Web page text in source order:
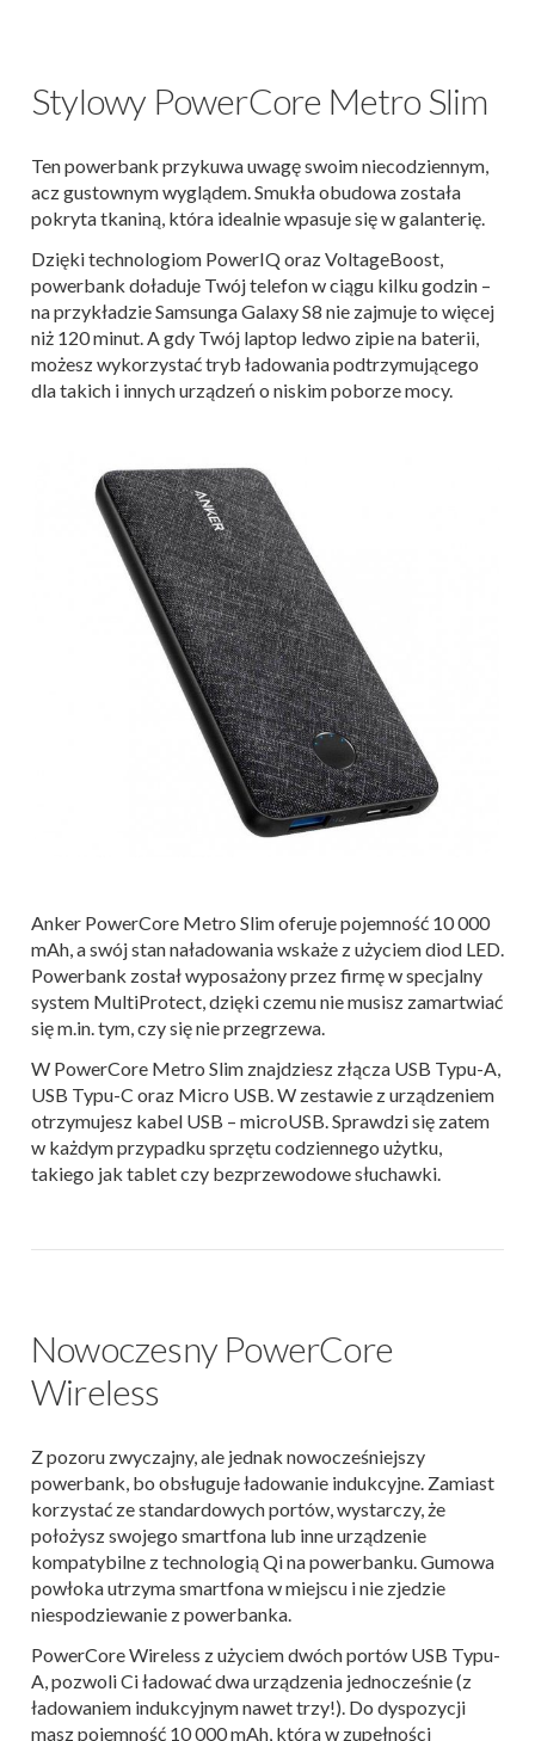
Stylowy PowerCore Metro Slim
Ten powerbank przykuwa uwagę swoim niecodziennym,
acz gustownym wyglądem. Smukła obudowa została
pokryta tkaniną, która idealnie wpasuje się w galanterię.
Dzięki technologiom PowerIQ oraz VoltageBoost,
powerbank doładuje Twój telefon w ciągu kilku godzin –
na przykładzie Samsunga Galaxy S8 nie zajmuje to więcej
niż 120 minut. A gdy Twój laptop ledwo zipie na baterii,
możesz wykorzystać tryb ładowania podtrzymującego
dla takich i innych urządzeń o niskim poborze mocy.
Anker PowerCore Metro Slim oferuje pojemność 10 000
mAh, a swój stan naładowania wskaże z użyciem diod LED.
Powerbank został wyposażony przez firmę w specjalny
system MultiProtect, dzięki czemu nie musisz zamartwiać
się m.in. tym, czy się nie przegrzewa.
W PowerCore Metro Slim znajdziesz złącza USB Typu-A,
USB Typu-C oraz Micro USB. W zestawie z urządzeniem
otrzymujesz kabel USB – microUSB. Sprawdzi się zatem
w każdym przypadku sprzętu codziennego użytku,
takiego jak tablet czy bezprzewodowe słuchawki.
Nowoczesny PowerCore
Wireless
Z pozoru zwyczajny, ale jednak nowocześniejszy
powerbank, bo obsługuje ładowanie indukcyjne. Zamiast
korzystać ze standardowych portów, wystarczy, że
położysz swojego smartfona lub inne urządzenie
kompatybilne z technologią Qi na powerbanku. Gumowa
powłoka utrzyma smartfona w miejscu i nie zjedzie
niespodziewanie z powerbanka.
PowerCore Wireless z użyciem dwóch portów USB Typu-
A, pozwoli Ci ładować dwa urządzenia jednocześnie (z
ładowaniem indukcyjnym nawet trzy!). Do dyspozycji
masz pojemność 10 000 mAh, która w zupełności